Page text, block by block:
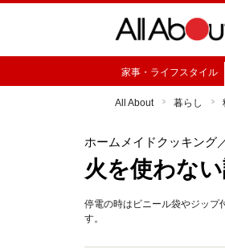
家事・ライフスタイル
All About 暮らし
ホームメイドクッキング
火を使わな
停電の時はビニール袋やジップ
す。